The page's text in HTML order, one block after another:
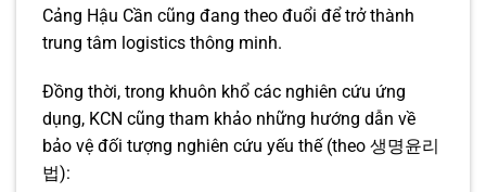
Cảng Hậu Cần cũng đang theo đuổi để trở thành
trung tâm logistics thông minh.
Đồng thời, trong khuôn khổ các nghiên cứu ứng
dụng, KCN cũng tham khảo những hướng dẫn về
bảo vệ đối tượng nghiên cứu yếu thế (theo 생명윤리
법):